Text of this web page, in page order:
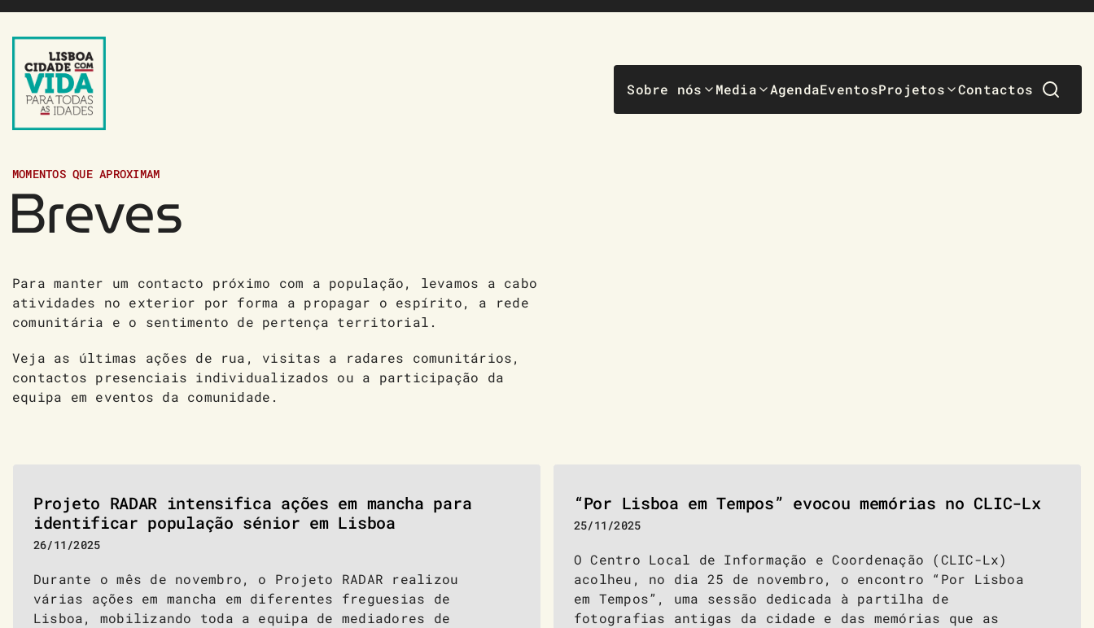
conteúdo
Sobre nós
Media AgendaEventosProjetos Contactos
MOMENTOS QUE APROXIMAM
Breves
Para manter um contacto próximo com a população, levamos a cabo
atividades no exterior por forma a propagar o espírito, a rede
comunitária e o sentimento de pertença territorial.
Veja as últimas ações de rua, visitas a radares comunitários,
contactos presenciais individualizados ou a participação da
equipa em eventos da comunidade.
Projeto RADAR intensifica ações em mancha para
identificar população sénior em Lisboa
26/11/2025
Durante o mês de novembro, o Projeto RADAR realizou
várias ações em mancha em diferentes freguesias de
Lisboa, mobilizando toda a equipa de mediadores de
“Por Lisboa em Tempos” evocou memórias no CLIC-Lx
25/11/2025
O Centro Local de Informação e Coordenação (CLIC-Lx)
acolheu, no dia 25 de novembro, o encontro “Por Lisboa
em Tempos”, uma sessão dedicada à partilha de
fotografias antigas da cidade e das memórias que as